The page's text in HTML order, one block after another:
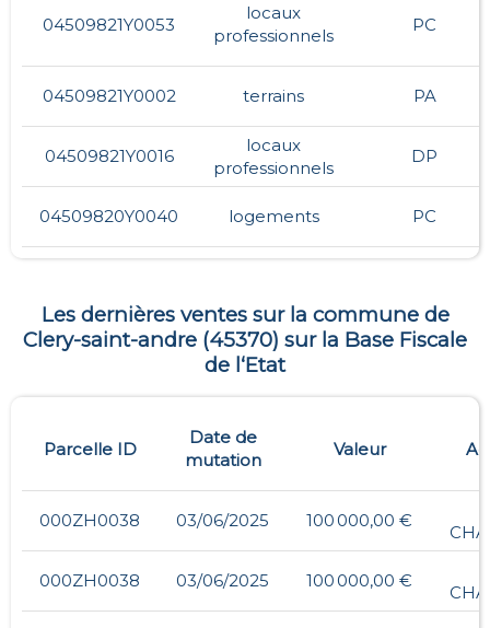
04509821Y0053
locaux
professionnels
PC
04509821Y0002 terrains PA
04509821Y0016
locaux
professionnels
DP
04509820Y0040 logements PC
Les dernières ventes sur la commune de
Clery-saint-andre (45370) sur la Base Fiscale
de l‘Etat
Parcelle ID
Date de
mutation
Valeur
000ZH0038 03/06/2025 100 000,00 €
000ZH0038 03/06/2025 100 000,00 €